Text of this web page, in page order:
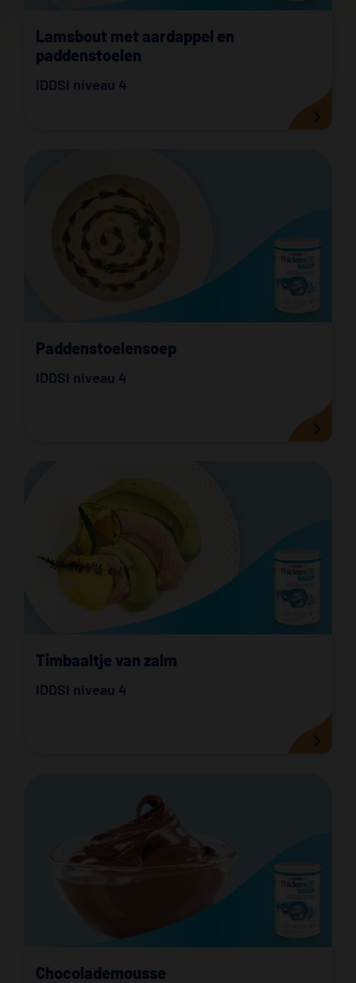
Lamsbout met aardappel en
paddenstoelen
IDDSI niveau 4
Paddenstoelensoep
IDDSI niveau 4
Timbaaltje van zalm
IDDSI niveau 4
Chocolademousse